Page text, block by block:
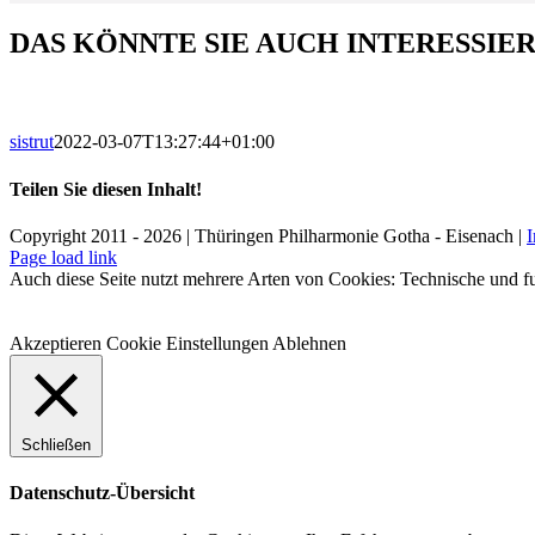
DAS KÖNNTE SIE AUCH
sistrut2022-03-07T13:27:44+01:00
Teilen Sie diesen Inhalt!
Facebook
X
LinkedIn
E-
Mail
Copyright 2011 - 2026 | Thüringen Philharmonie Gotha - Eisenach |
Facebook
Instagram
WhatsApp
YouTube
E-
Mail
Telefon
Page load link
Auch diese Seite nutzt mehrere Arten von Cookies: Technische
Akzeptieren Cookie Einstellungen Ablehnen
Schließen
Datenschutz-Übersicht